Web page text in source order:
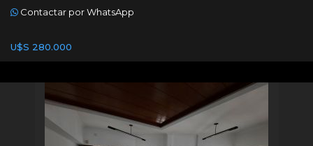
Contactar por WhatsApp
U$S 280.000